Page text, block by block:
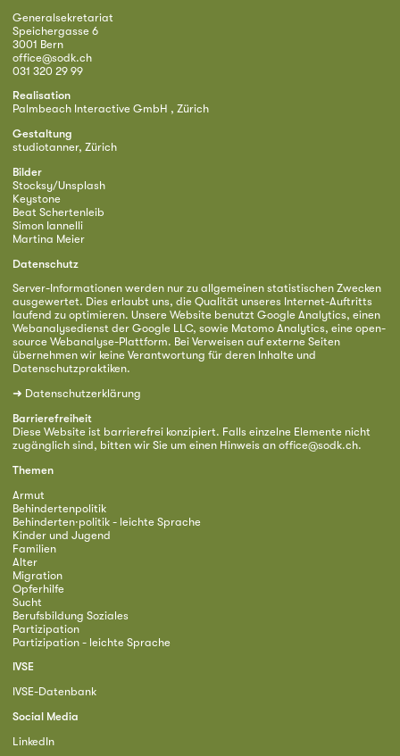
Generalsekretariat
Speichergasse 6
3001 Bern
office@sodk.ch
031 320 29 99
Realisation
Palmbeach Interactive GmbH , Zürich
Gestaltung
studiotanner, Zürich
Bilder
Stocksy/Unsplash
Keystone
Beat Schertenleib
Simon Iannelli
Martina Meier
Datenschutz
Server-Informationen werden nur zu allgemeinen statistischen Zwecken
ausgewertet. Dies erlaubt uns, die Qualität unseres Internet-Auftritts
laufend zu optimieren. Unsere Website benutzt Google Analytics, einen
Webanalysedienst der Google LLC, sowie Matomo Analytics, eine open-
source Webanalyse-Plattform. Bei Verweisen auf externe Seiten
übernehmen wir keine Verantwortung für deren Inhalte und
Datenschutzpraktiken.
➜ Datenschutzerklärung
Barrierefreiheit
Diese Website ist barrierefrei konzipiert. Falls einzelne Elemente nicht
zugänglich sind, bitten wir Sie um einen Hinweis an office@sodk.ch.
Themen
Armut
Behindertenpolitik
Behinderten·politik - leichte Sprache
Kinder und Jugend
Familien
Alter
Migration
Opferhilfe
Sucht
Berufsbildung Soziales
Partizipation
Partizipation - leichte Sprache
IVSE
IVSE-Datenbank
Social Media
LinkedIn